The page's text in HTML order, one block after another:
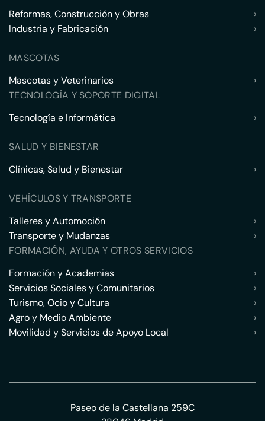
Reformas, Construcción y Obras
›
Industria y Fabricación
›
MASCOTAS
Mascotas y Veterinarios
›
TECNOLOGÍA Y SOPORTE DIGITAL
Tecnología e Informática
›
SALUD Y BIENESTAR
Clínicas, Salud y Bienestar
›
VEHÍCULOS Y TRANSPORTE
Talleres y Automoción
›
Transporte y Mudanzas
›
FORMACIÓN, AYUDA Y OTROS SERVICIOS
Formación y Academias
›
Servicios Sociales y Comunitarios
›
Turismo, Ocio y Cultura
›
Agro y Medio Ambiente
›
Movilidad y Servicios de Apoyo Local
›
Paseo de la Castellana 259C